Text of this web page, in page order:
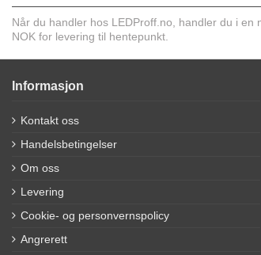
Når du handler hos LEDProff.no, handler du i
NOK for levering til hentepunkt.
Informasjon
Kontakt oss
Handelsbetingelser
Om oss
Levering
Cookie- og personvernspolicy
Angrerett